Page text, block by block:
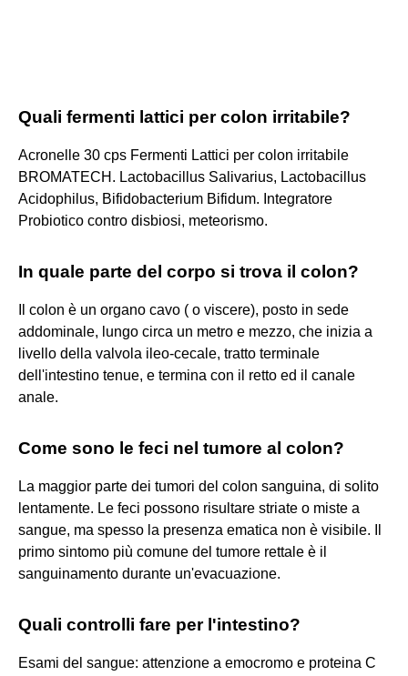
Quali fermenti lattici per colon irritabile?
Acronelle 30 cps Fermenti Lattici per colon irritabile
BROMATECH. Lactobacillus Salivarius, Lactobacillus
Acidophilus, Bifidobacterium Bifidum. Integratore
Probiotico contro disbiosi, meteorismo.
In quale parte del corpo si trova il colon?
Il colon è un organo cavo ( o viscere), posto in sede
addominale, lungo circa un metro e mezzo, che inizia a
livello della valvola ileo-cecale, tratto terminale
dell'intestino tenue, e termina con il retto ed il canale
anale.
Come sono le feci nel tumore al colon?
La maggior parte dei tumori del colon sanguina, di solito
lentamente. Le feci possono risultare striate o miste a
sangue, ma spesso la presenza ematica non è visibile. Il
primo sintomo più comune del tumore rettale è il
sanguinamento durante un'evacuazione.
Quali controlli fare per l'intestino?
Esami del sangue: attenzione a emocromo e proteina C